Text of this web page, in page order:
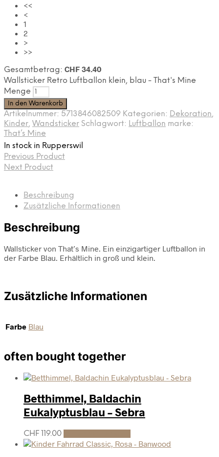
<<
<
1
2
>
>>
Gesamtbetrag: CHF 34.40
Wallsticker Retro Luftballon klein, blau - That's Mine
Menge
In den Warenkorb
Artikelnummer: 5713846082509 Kategorien: Dekoration,
Kinder, Wandsticker Schlagwort: Luftballon marke:
That’s Mine
In stock in Rupperswil
Previous Product
Next Product
Beschreibung
Zusätzliche Informationen
Beschreibung
Wallsticker von That’s Mine. Ein einzigartiger Luftballon in
der Farbe Blau. Erhältlich in groß und klein.
Zusätzliche Informationen
Farbe Blau
often bought together
Betthimmel, Baldachin
Eukalyptusblau – Sebra
CHF 119.00